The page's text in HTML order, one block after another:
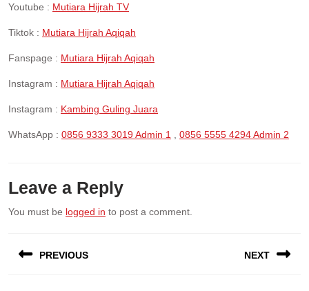
Youtube : Mutiara Hijrah TV
Tiktok : Mutiara Hijrah Aqiqah
Fanspage : Mutiara Hijrah Aqiqah
Instagram : Mutiara Hijrah Aqiqah
Instagram : Kambing Guling Juara
WhatsApp : 0856 9333 3019 Admin 1 0856 5555 4294 Admin 2
Leave a Reply
You must be logged in to post a comment.
navigation
PREVIOUS NEXT